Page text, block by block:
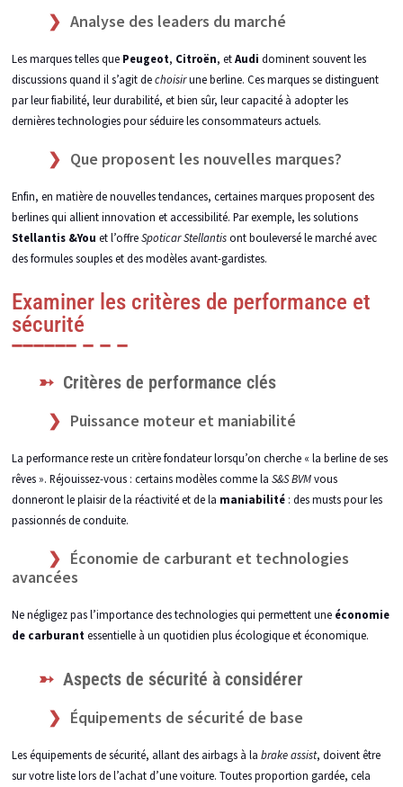
Analyse des leaders du marché
Les marques telles que Peugeot, Citroën, etAudi dominent souvent les
discussions quand il s’agit dechoisirune berline. Ces marques se distinguent
par leur fiabilité, leur durabilité, et bien sûr, leur capacité à adopter les
dernières technologies pour séduire les consommateurs actuels.
Que proposent les nouvelles marques?
Enfin, en matière de nouvelles tendances, certaines marques proposent des
berlines qui allient innovation et accessibilité. Par exemple, les solutions
Stellantis &You et l’offreSpoticar Stellantisont bouleversé le marché avec
des formules souples et des modèles avant-gardistes.
Examiner les critères de performance et
sécurité
Critères de performance clés
Puissance moteur et maniabilité
La performance reste un critère fondateur lorsqu’on cherche « la berline de ses
rêves ». Réjouissez-vous : certains modèles comme la S&S BVMvous
donneront le plaisir de la réactivité et de la maniabilité: des musts pour les
passionnés de conduite.
Économie de carburant et technologies
avancées
Ne négligez pas l’importance des technologies qui permettent une économie
de carburant essentielle à un quotidien plus écologique et économique.
Aspects de sécurité à considérer
Équipements de sécurité de base
Les équipements de sécurité, allant des airbags à la brake assist, doivent être
sur votre liste lors de l’achat d’une voiture. Toutes proportion gardée, cela